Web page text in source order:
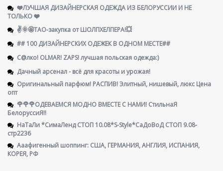
❤️ЛУЧШАЯ ДИЗАЙНЕРСКАЯ ОДЕЖДА ИЗ БЕЛОРУССИИ И НЕ
ТОЛЬКО ❤️
✌️🌞🤩ТАО-закупка от ШОЛПХЕЛПЕРА!💥
## 100 ДИЗАЙНЕРСКИХ ОДЕЖЕК В ОДНОМ МЕСТЕ##
С@лко! OLMAR! ZAPS! лучшая польская одежда:)
Дачный арсенал - всё для красоты и урожая!
Оригинальный парфюм! РАСПИВ! Элитный, нишевый, люкс Цена
опт
🌹🌹🌹ОДЕВАЕМСЯ МОДНО ВМЕСТЕ С НАМИ! СтильнаЯ
БелоруссиЯ‼
НаТаЛи *СимаЛенд СТОП 10.08*S-Style*СаДоВоД СТОП 9.08-
стр2236
Ааафигенный шоппинг: США, ГЕРМАНИЯ, АНГЛИЯ, ИСПАНИЯ,
КОРЕЯ, РФ